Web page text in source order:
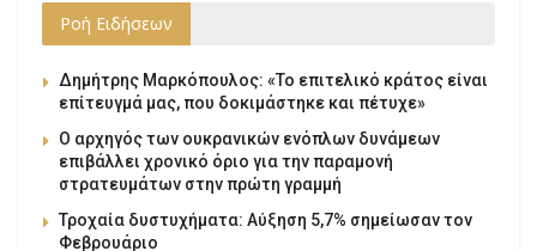
Ροή Ειδήσεων
Δημήτρης Μαρκόπουλος: «Το επιτελικό κράτος είναι
επίτευγμά μας, που δοκιμάστηκε και πέτυχε»
Ο αρχηγός των ουκρανικών ενόπλων δυνάμεων
επιβάλλει χρονικό όριο για την παραμονή
στρατευμάτων στην πρώτη γραμμή
Τροχαία δυστυχήματα: Αύξηση 5,7% σημείωσαν τον
Φεβρουάριο